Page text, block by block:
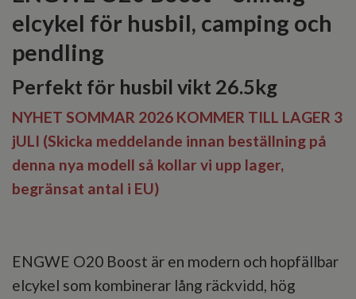
elcykel för husbil, camping och
pendling
Perfekt för husbil vikt 26.5kg
NYHET SOMMAR 2026 KOMMER TILL LAGER 3
jULI (Skicka meddelande innan beställning på
denna nya modell så kollar vi upp lager,
begränsat antal i EU)
ENGWE O20 Boost är en modern och hopfällbar
elcykel som kombinerar lång räckvidd, hög